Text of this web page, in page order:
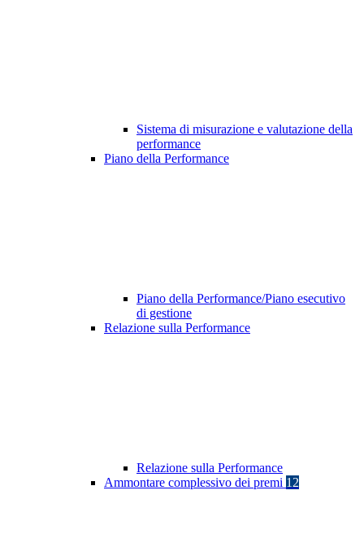
Sistema di misurazione e valutazione della
performance
Piano della Performance
Piano della Performance/Piano esecutivo
di gestione
Relazione sulla Performance
Relazione sulla Performance
Ammontare complessivo dei premi 12